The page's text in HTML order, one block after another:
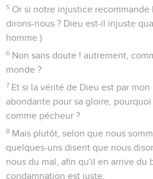
5 Or si notre injustice
dirons-nous ? Dieu est-il injuste
homme.)
6 Non sans doute ! autrement,
monde ?
7 Et si la vérité de Dieu est par
abondante pour sa gloire,
comme pécheur ?
8 Mais plutôt, selon que nous
quelques-uns disent que nous
nous du mal, afin qu'il en arrive du
condamnation est juste.